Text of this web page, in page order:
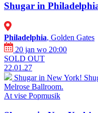
Shugar in
Philadelphia, Golden Gates
20 jan wo 20:00
SOLD OUT
22.01.27
Shugar in New York!
Melrose Ballroom.
At vise Popmusik